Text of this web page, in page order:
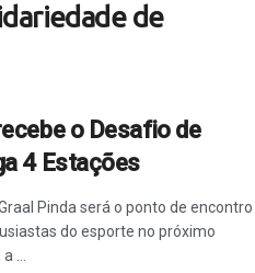
de
o Desafio de
4 Estações
Pinda será o ponto de encontro
do esporte no próximo
...